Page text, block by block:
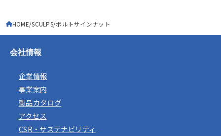
HOME SCULPS ボルトサインナット
会社情報
企業情報
事業案内
製品カタログ
アクセス
CSR・サステナビリティ